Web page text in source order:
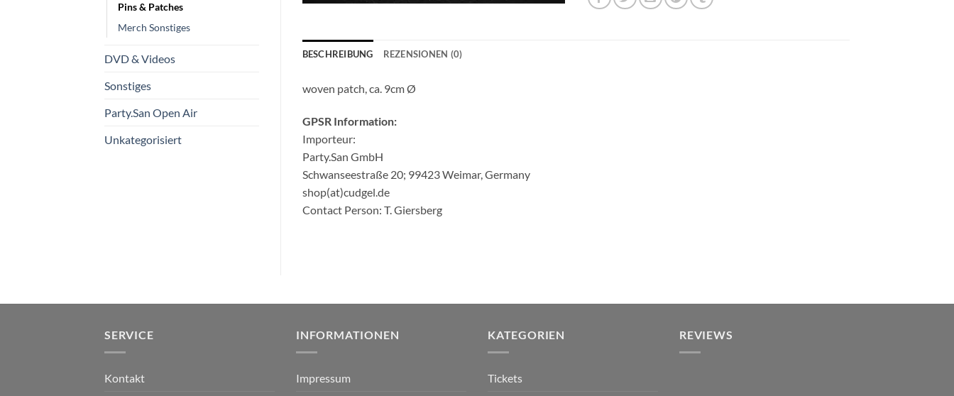
Pins & Patches
Merch Sonstiges
DVD & Videos
Sonstiges
Party.San Open Air
Unkategorisiert
BESCHREIBUNG REZENSIONEN (0)
woven patch, ca. 9cm Ø
GPSR Information:
Importeur:
Party.San GmbH
Schwanseestraße 20; 99423 Weimar, Germany
shop(at)cudgel.de
Contact Person: T. Giersberg
SERVICE
Kontakt
INFORMATIONEN
Impressum
KATEGORIEN
Tickets
REVIEWS